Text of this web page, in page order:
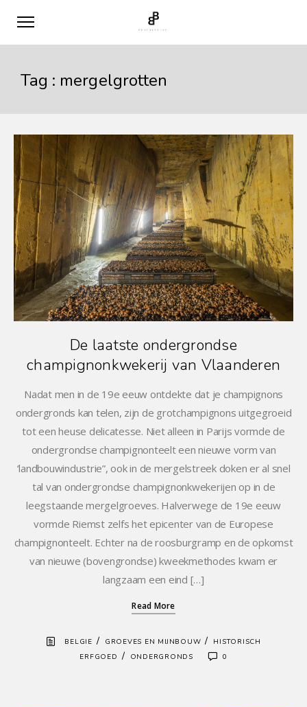
Tag : mergelgrotten
De laatste ondergrondse
champignonkwekerij van Vlaanderen
Nadat men in de 19e eeuw ontdekte dat je champignons
ondergronds kan telen, zijn de grotchampignons uitgegroeid
tot een heuse delicatesse. Niet alleen in Parijs vormde de
ondergrondse champignonteelt een nieuwe vorm van
‘landbouwindustrie”, ook in de mergelstreek doken er al snel
tal van ondergrondse champignonkwekerijen op in de
leegstaande mergelgroeves. Halverwege de 19e eeuw
vormde Riemst zelfs het epicenter van de Europese
champignonteelt. Echter na de roosburgramp en de opkomst
van nieuwe (bovengrondse) kweekmethodes kwam er
langzaam een eind […]
Read More
BELGIE / GROEVES EN MIJNBOUW /
HISTORISCH
ERFGOED / ONDERGRONDS 0